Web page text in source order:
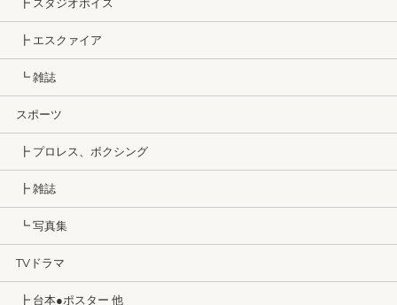
┣ エスクァイア
┗ 雑誌
スポーツ
┣ プロレス、ボクシング
┣ 雑誌
┗ 写真集
TVドラマ
┣ 台本●ポスター 他